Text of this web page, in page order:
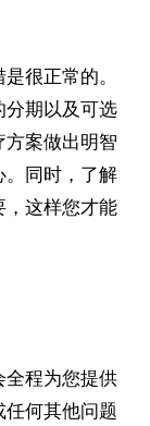
很正常的。
分期以及可选
案做出明智
。同时，了解
，这样您才能
全程为您提供
何其他问题